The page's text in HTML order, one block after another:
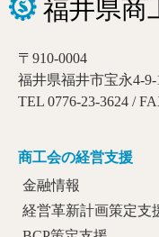
〒910-0004
福井県福井市宝永4-9-
TEL 0776-23-3624 /
商工会の経営支援
金融情報
経営革新計画策定支